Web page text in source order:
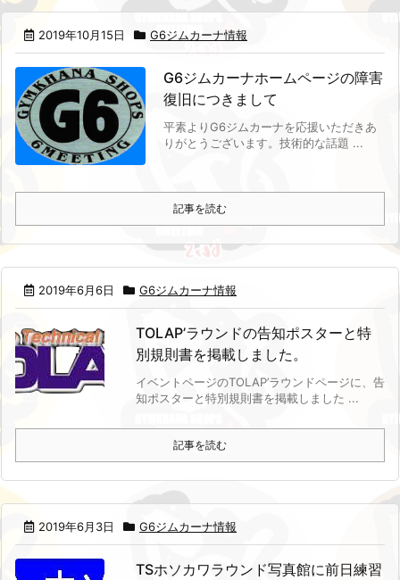
2019年10月15日 G6ジムカーナ情報
G6ジムカーナホームページの障害
復旧につきまして
平素よりG6ジムカーナを応援いただきあ
りがとうございます。 技術的な話題 ...
記事を読む
2019年6月6日 G6ジムカーナ情報
TOLAP’ラウンドの告知ポスターと特
別規則書を掲載しました。
イベントページのTOLAP’ラウンドページに、告
知ポスターと特別規則書を掲載しました ...
記事を読む
2019年6月3日 G6ジムカーナ情報
TSホソカワラウンド写真館に前日練習